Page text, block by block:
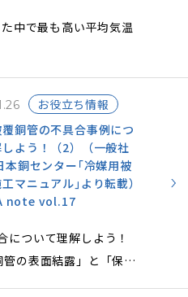
中で最も高い平均気温
中症対策と、エアコンに
ます。
お役立ち情報
銅管の不具合事例につ
よう！（2）（一般社
本銅センター｢冷媒用被
マニュアル｣より転載）
note vol.17
について理解しよう！
管の表面結露」と「保温